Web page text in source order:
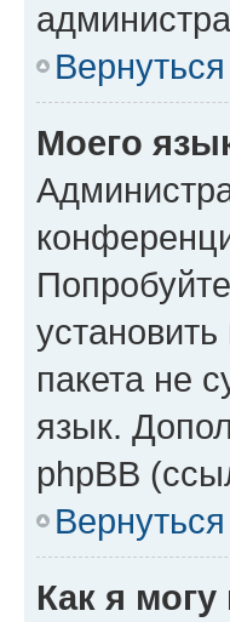
Моего
пакета не
язык.
phpBB
Как я